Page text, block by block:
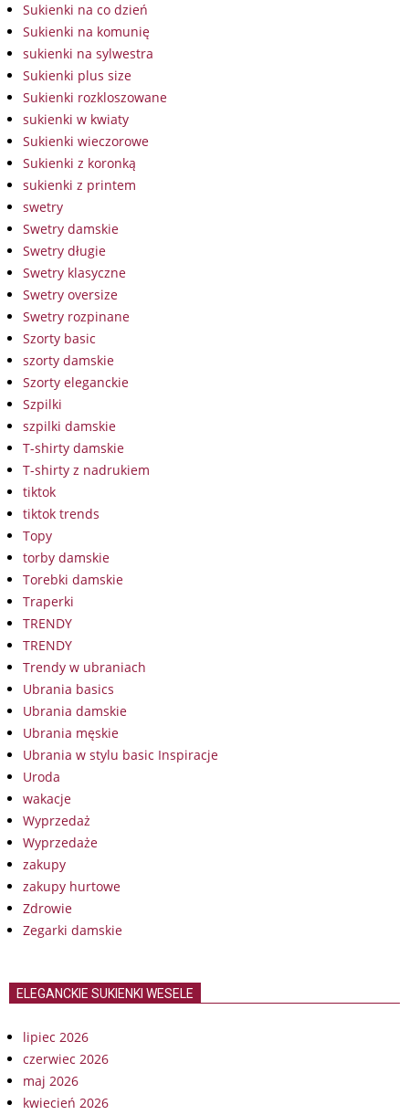
Sukienki na co dzień
Sukienki na komunię
sukienki na sylwestra
Sukienki plus size
Sukienki rozkloszowane
sukienki w kwiaty
Sukienki wieczorowe
Sukienki z koronką
sukienki z printem
swetry
Swetry damskie
Swetry długie
Swetry klasyczne
Swetry oversize
Swetry rozpinane
Szorty basic
szorty damskie
Szorty eleganckie
Szpilki
szpilki damskie
T-shirty damskie
T-shirty z nadrukiem
tiktok
tiktok trends
Topy
torby damskie
Torebki damskie
Traperki
TRENDY
TRENDY
Trendy w ubraniach
Ubrania basics
Ubrania damskie
Ubrania męskie
Ubrania w stylu basic Inspiracje
Uroda
wakacje
Wyprzedaż
Wyprzedaże
zakupy
zakupy hurtowe
Zdrowie
Zegarki damskie
ELEGANCKIE SUKIENKI WESELE
lipiec 2026
czerwiec 2026
maj 2026
kwiecień 2026